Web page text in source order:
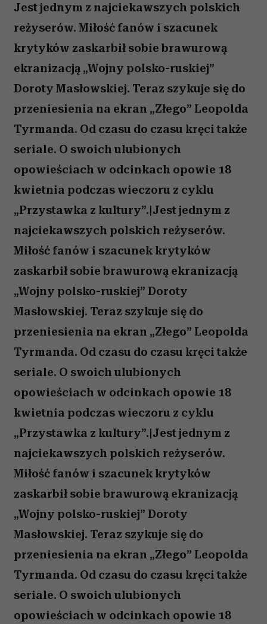
Jest jednym z najciekawszych polskich
reżyserów. Miłość fanów i szacunek
krytyków zaskarbił sobie brawurową
ekranizacją „Wojny polsko-ruskiej”
Doroty Masłowskiej. Teraz szykuje się do
przeniesienia na ekran „Złego” Leopolda
Tyrmanda. Od czasu do czasu kręci także
seriale. O swoich ulubionych
opowieściach w odcinkach opowie 18
kwietnia podczas wieczoru z cyklu
„Przystawka z kultury”.|Jest jednym z
najciekawszych polskich reżyserów.
Miłość fanów i szacunek krytyków
zaskarbił sobie brawurową ekranizacją
„Wojny polsko-ruskiej” Doroty
Masłowskiej. Teraz szykuje się do
przeniesienia na ekran „Złego” Leopolda
Tyrmanda. Od czasu do czasu kręci także
seriale. O swoich ulubionych
opowieściach w odcinkach opowie 18
kwietnia podczas wieczoru z cyklu
„Przystawka z kultury”.|Jest jednym z
najciekawszych polskich reżyserów.
Miłość fanów i szacunek krytyków
zaskarbił sobie brawurową ekranizacją
„Wojny polsko-ruskiej” Doroty
Masłowskiej. Teraz szykuje się do
przeniesienia na ekran „Złego” Leopolda
Tyrmanda. Od czasu do czasu kręci także
seriale. O swoich ulubionych
opowieściach w odcinkach opowie 18